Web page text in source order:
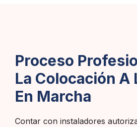
Proceso
La Colocación A
En Marcha
Contar con instaladores